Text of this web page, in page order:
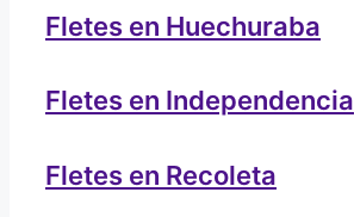
Fletes en Huechuraba
Fletes en Independencia
Fletes en Recoleta